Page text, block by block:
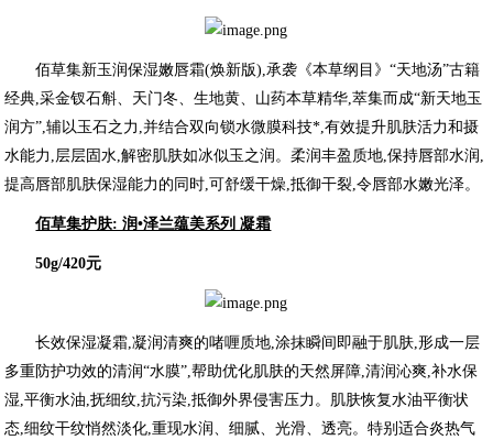
佰草集新玉润保湿嫩唇霜(焕新版),承袭《本草纲目》“天地汤”古籍
经典,采金钗石斛、天门冬、生地黄、山药本草精华,萃集而成“新天地玉
润方”,辅以玉石之力,并结合双向锁水微膜科技*,有效提升肌肤活力和摄
水能力,层层固水,解密肌肤如冰似玉之润。柔润丰盈质地,保持唇部水润,
提高唇部肌肤保湿能力的同时,可舒缓干燥,抵御干裂,令唇部水嫩光泽。
佰草集护肤: 润•泽兰蕴美系列 凝霜
50g/420元
长效保湿凝霜,凝润清爽的啫喱质地,涂抹瞬间即融于肌肤,形成一层
多重防护功效的清润“水膜”,帮助优化肌肤的天然屏障,清润沁爽,补水保
湿,平衡水油,抚细纹,抗污染,抵御外界侵害压力。肌肤恢复水油平衡状
态,细纹干纹悄然淡化,重现水润、细腻、光滑、透亮。特别适合炎热气